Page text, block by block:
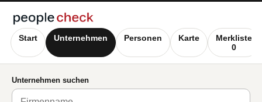
Start Unternehmen Personen Karte
Merkliste
0
Unternehmen suchen